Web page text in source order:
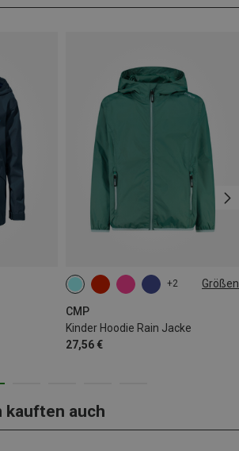
+2 Größen
CMP
Kinder Hoodie Rain Jacke
27,56 €
104 176
kauften auch